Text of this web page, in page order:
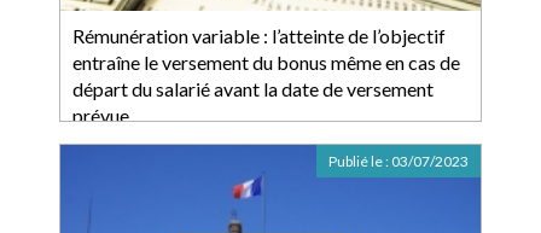
Rémunération variable : l’atteinte de l’objectif
entraîne le versement du bonus même en cas de
départ du salarié avant la date de versement
prévue
Publié le : 03/07/2023